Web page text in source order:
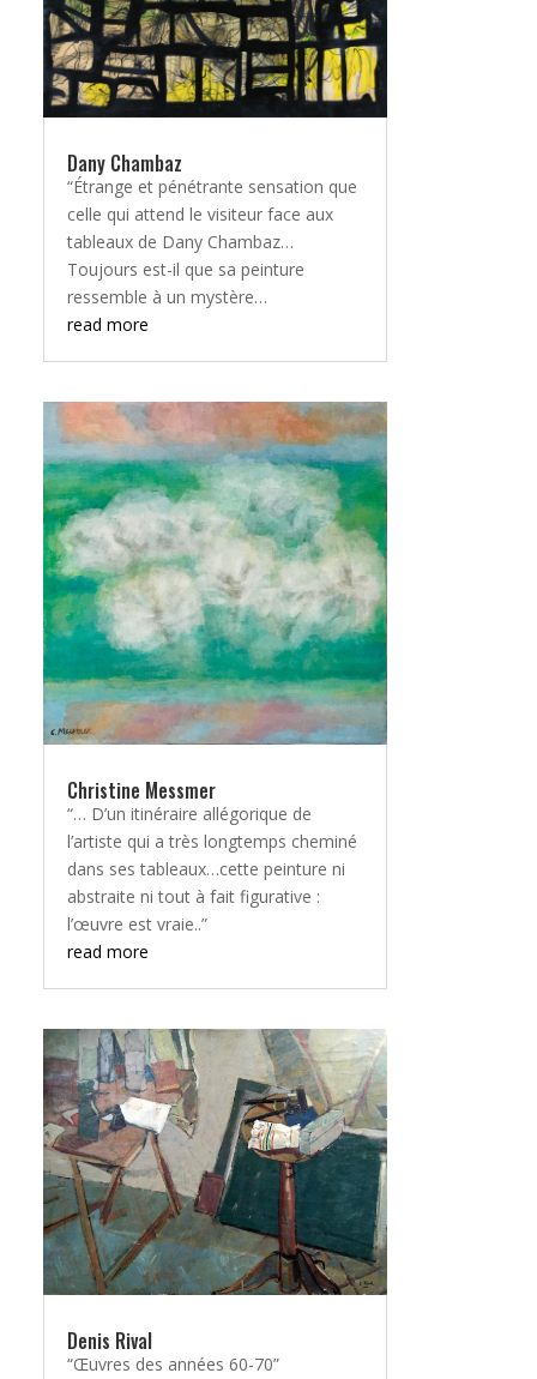
Dany Chambaz
“Étrange et pénétrante sensation que
celle qui attend le visiteur face aux
tableaux de Dany Chambaz…
Toujours est-il que sa peinture
ressemble à un mystère…
read more
Christine Messmer
“… D’un itinéraire allégorique de
l’artiste qui a très longtemps cheminé
dans ses tableaux…cette peinture ni
abstraite ni tout à fait figurative :
l’œuvre est vraie..”
read more
Denis Rival
“Œuvres des années 60-70”